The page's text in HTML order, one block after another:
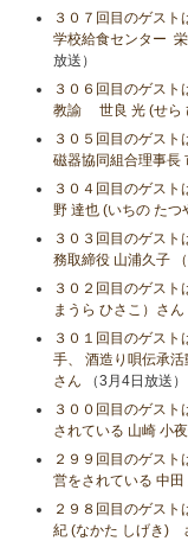
３０７回目のゲス
学校給食センター
放送）
３０６回目のゲス
教諭 世良 光 (せら
３０５回目のゲス
磁器協同組合理事長
３０４回目のゲス
野 達也 (いちの たつ
３０３回目のゲス
務取締役 山浦久子
３０２回目のゲス
まうら ひさこ）さん
３０１回目のゲス
手、 酒造り唄伝承
さん （3月4日放送）
３００回目のゲス
されている 山崎 小
２９９回目のゲス
営をされている 中
２９８回目のゲス
紀 (なかた しげき)